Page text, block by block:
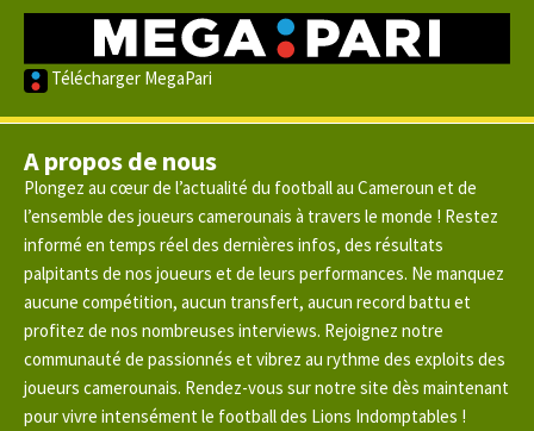
Télécharger MegaPari
A propos de nous
Plongez au cœur de l’actualité du football au Cameroun et de
l’ensemble des joueurs camerounais à travers le monde ! Restez
informé en temps réel des dernières infos, des résultats
palpitants de nos joueurs et de leurs performances. Ne manquez
aucune compétition, aucun transfert, aucun record battu et
profitez de nos nombreuses interviews. Rejoignez notre
communauté de passionnés et vibrez au rythme des exploits des
joueurs camerounais. Rendez-vous sur notre site dès maintenant
pour vivre intensément le football des Lions Indomptables !